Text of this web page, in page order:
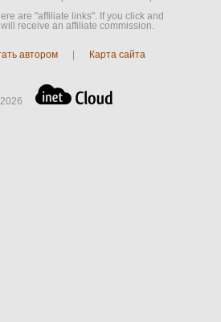
are "affiliate links". If you click and
receive an affiliate commission.
автором Карта сайта